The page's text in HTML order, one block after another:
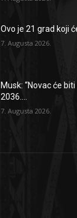
Ovo je 21 grad koji
7. Augusta 2026.
Musk: “Novac će
2036....
7. Augusta 2026.